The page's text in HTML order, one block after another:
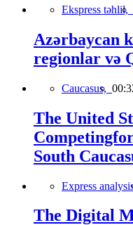
Ekspress təhlil,
Azərbaycan
regionlar və
Caucasus,
The United
South
Express
The Digital